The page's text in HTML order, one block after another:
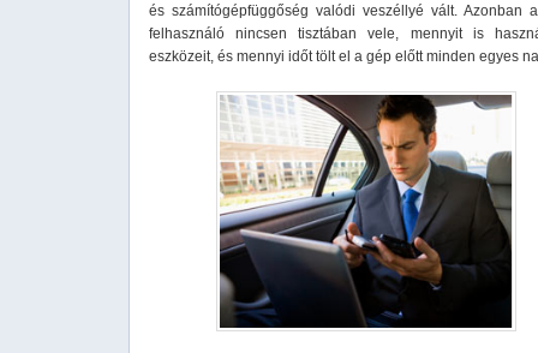
és számítógépfüggőség valódi veszéllyé vált. Azonban
felhasználó nincsen tisztában vele, mennyit is
eszközeit, és mennyi időt tölt el a gép előtt minden egyes